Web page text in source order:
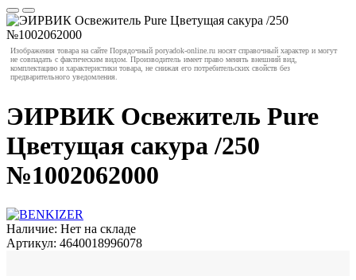
Изображения товара на сайте Порядочный poryadok-online.ru носят справочный характер и могут
не совпадать с фактическим видом. Производитель имеет право менять внешний вид,
комплектацию и характеристики товара, не снижая его потребительских свойств без
предварительного уведомления.
ЭИРВИК Освежитель Pure
Цветущая сакура /250
№1002062000
Наличие: Нет на складе
Артикул: 4640018996078